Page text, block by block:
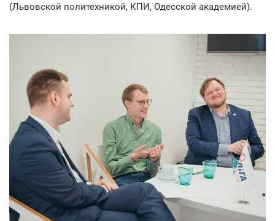
(Львовской политехникой, КПИ, Одесской академией).